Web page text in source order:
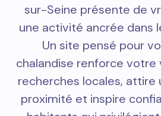
sur-Seine présente de
une activité ancrée dans
Un site pensé pour
chalandise renforce votre
recherches locales, attire
proximité et inspire